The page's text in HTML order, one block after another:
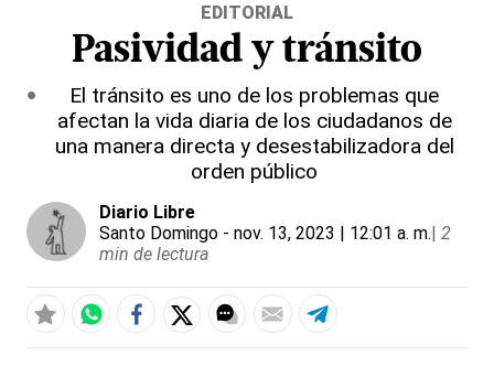
EDITORIAL
Pasividad y tránsito
El tránsito es uno de los problemas que
afectan la vida diaria de los ciudadanos de
una manera directa y desestabilizadora del
orden público
Diario Libre
Santo Domingo - nov. 13, 2023 | 12:01 a. m.| 2
min de lectura